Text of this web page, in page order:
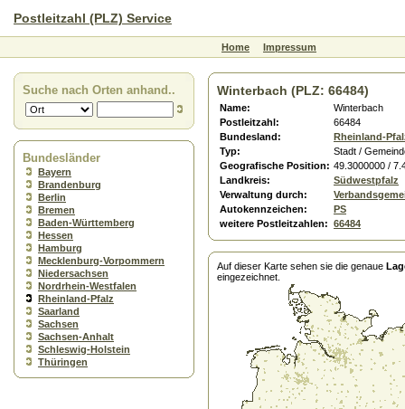
Postleitzahl (PLZ) Service
Home Impressum
Suche nach Orten anhand..
Bundesländer
Bayern
Brandenburg
Berlin
Bremen
Baden-Württemberg
Hessen
Hamburg
Mecklenburg-Vorpommern
Niedersachsen
Nordrhein-Westfalen
Rheinland-Pfalz
Saarland
Sachsen
Sachsen-Anhalt
Schleswig-Holstein
Thüringen
Winterbach (PLZ: 66484)
Name:
Winterbach
Postleitzahl:
66484
Bundesland:
Rheinland-
Typ:
Stadt /
Geografische Position: 49.3000000 /
Landkreis:
Südwestpfalz
Verwaltung durch:
Autokennzeichen:
PS
weitere Postleitzahlen: 66484
Auf dieser Karte sehen sie die genaue
eingezeichnet.